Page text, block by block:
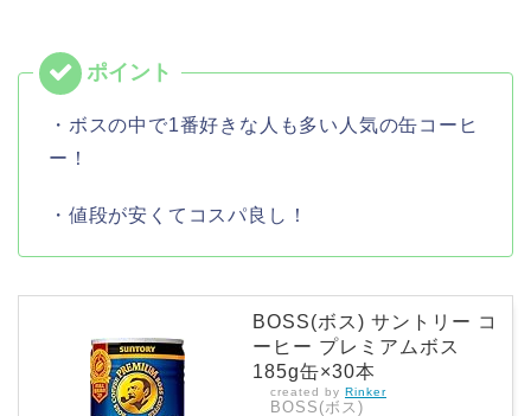
・ボスの中で1番好きな人も多い人気の缶コーヒ
ー！
・値段が安くてコスパ良し！
BOSS(ボス) サントリー コ
ーヒー プレミアムボス
185g缶×30本
created by Rinker
BOSS(ボス)